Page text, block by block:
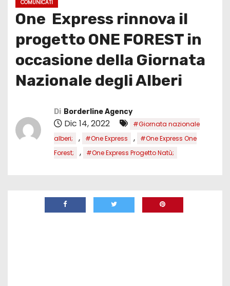
COMUNICATI
One Express rinnova il
progetto ONE FOREST in
occasione della Giornata
Nazionale degli Alberi
Di Borderline Agency
Dic 14, 2022
#Giornata nazionale
alberi;
, #One Express ,
#One Express One
Forest;
, #One Express Progetto Natù;